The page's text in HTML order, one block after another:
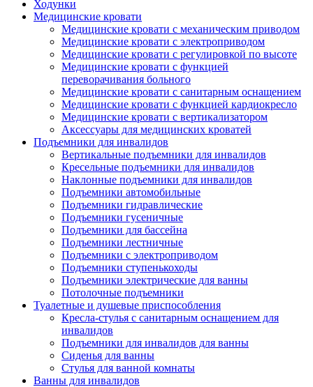
Ходунки
Медицинские кровати
Медицинские кровати с механическим приводом
Медицинские кровати с электроприводом
Медицинские кровати с регулировкой по высоте
Медицинские кровати с функцией
переворачивания больного
Медицинские кровати с санитарным оснащением
Медицинские кровати с функцией кардиокресло
Медицинские кровати с вертикализатором
Аксессуары для медицинских кроватей
Подъемники для инвалидов
Вертикальные подъемники для инвалидов
Кресельные подъемники для инвалидов
Наклонные подъемники для инвалидов
Подъемники автомобильные
Подъемники гидравлические
Подъемники гусеничные
Подъемники для бассейна
Подъемники лестничные
Подъемники с электроприводом
Подъемники ступенькоходы
Подъемники электрические для ванны
Потолочные подъемники
Туалетные и душевые приспособления
Кресла-стулья с санитарным оснащением для
инвалидов
Подъемники для инвалидов для ванны
Сиденья для ванны
Стулья для ванной комнаты
Ванны для инвалидов